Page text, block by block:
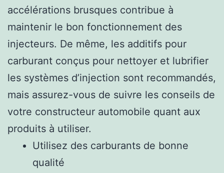
accélérations brusques contribue à
maintenir le bon fonctionnement des
injecteurs. De même, les additifs pour
carburant conçus pour nettoyer et lubrifier
les systèmes d’injection sont recommandés,
mais assurez-vous de suivre les conseils de
votre constructeur automobile quant aux
produits à utiliser.
Utilisez des carburants de bonne
qualité